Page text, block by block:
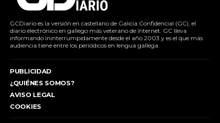
GCDiario es la versión en castellano de Galicia Confidencial (GC), el
diario electrónico en gallego más veterano de internet. GC lleva
informando ininterrumpidamente desde el año 2003 y es el que más
audiencia tiene entre los periódicos en lengua gallega.
PUBLICIDAD
¿QUIÉNES SOMOS?
AVISO LEGAL
COOKIES